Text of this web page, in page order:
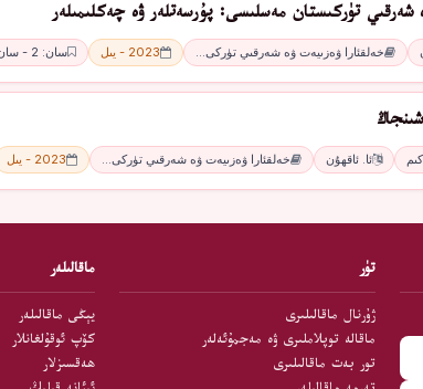
شەرقىي تۈركىستان مەسلىسى: پۇرسەتلەر ۋە چەكلىمىلەر
خەلقئارا ۋەزىيەت ۋە شەرقىي تۈركى… 2023 - يىل سان: 2 - سان
ئا. ئاقھۇن خەلقئارا ۋەزىيەت ۋە شەرقىي تۈركى… 2023 - يىل
تۈر
ژۇرنال ماقالىلىرى
ماقالە توپلاملىرى ۋە مەجمۇئەلەر
تور بەت ماقالىلىرى
ماقالىلەر
يېڭى ماقالىلەر
كۆپ ئوقۇلغانلار
ھەقسىزلار